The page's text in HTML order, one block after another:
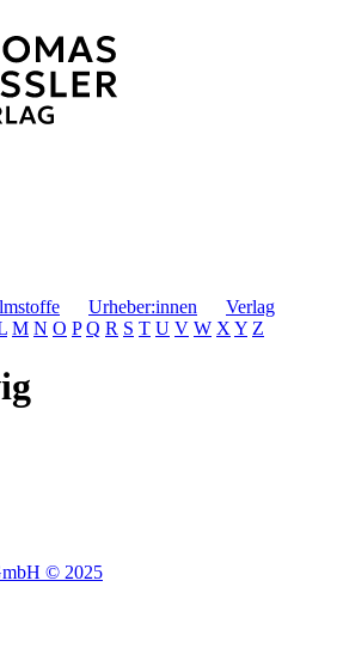
Urheber:innen
Verlag
M N O P Q R S T U V W X Y Z
© 2025